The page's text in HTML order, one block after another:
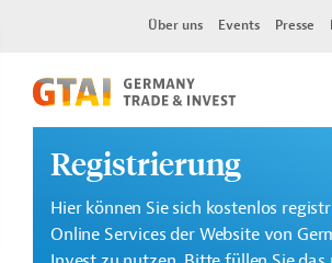
Über uns Events Presse
Registrierung
Hier können Sie sich kostenlos
Online Services der Website von